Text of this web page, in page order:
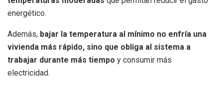
energético.
Además, bajar la temperatura al mínimo no enfría una
vivienda más rápido, sino que obliga al sistema a
trabajar durante más tiempo y consumir más
electricidad.